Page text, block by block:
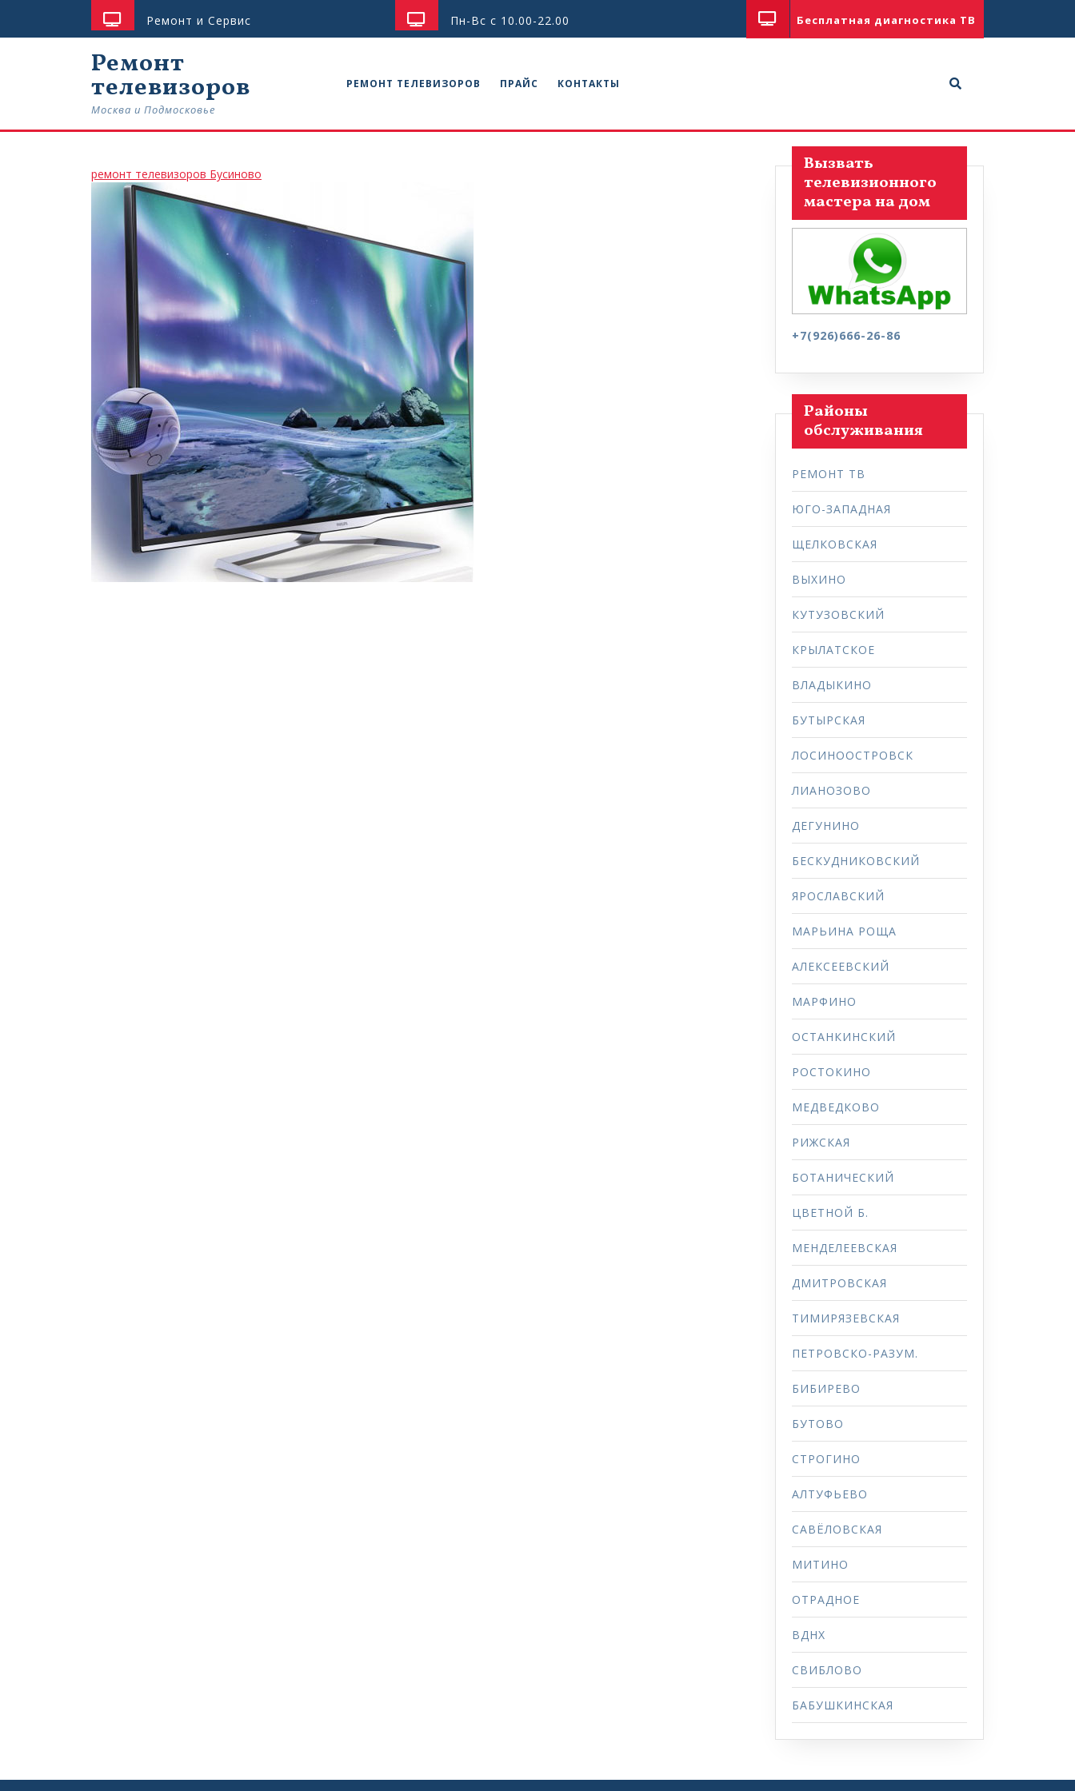
content
Ремонт и Сервис Пн-Вс с 10.00-22.00 Бесплатная диагностика ТВ
Ремонт
телевизоров
Москва и Подмосковье
РЕМОНТ ТЕЛЕВИЗОРОВ ПРАЙС КОНТАКТЫ
ремонт телевизоров Бусиново
Вызвать
телевизионного
мастера на дом
+7(926)666-26-86
Районы
обслуживания
РЕМОНТ ТВ
ЮГО-ЗАПАДНАЯ
ЩЕЛКОВСКАЯ
ВЫХИНО
КУТУЗОВСКИЙ
КРЫЛАТСКОЕ
ВЛАДЫКИНО
БУТЫРСКАЯ
ЛОСИНООСТРОВСК
ЛИАНОЗОВО
ДЕГУНИНО
БЕСКУДНИКОВСКИЙ
ЯРОСЛАВСКИЙ
МАРЬИНА РОЩА
АЛЕКСЕЕВСКИЙ
МАРФИНО
ОСТАНКИНСКИЙ
РОСТОКИНО
МЕДВЕДКОВО
РИЖСКАЯ
БОТАНИЧЕСКИЙ
ЦВЕТНОЙ Б.
МЕНДЕЛЕЕВСКАЯ
ДМИТРОВСКАЯ
ТИМИРЯЗЕВСКАЯ
ПЕТРОВСКО-РАЗУМ.
БИБИРЕВО
БУТОВО
СТРОГИНО
АЛТУФЬЕВО
САВЁЛОВСКАЯ
МИТИНО
ОТРАДНОЕ
ВДНХ
СВИБЛОВО
БАБУШКИНСКАЯ